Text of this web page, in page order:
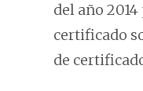
del año
certificado
de